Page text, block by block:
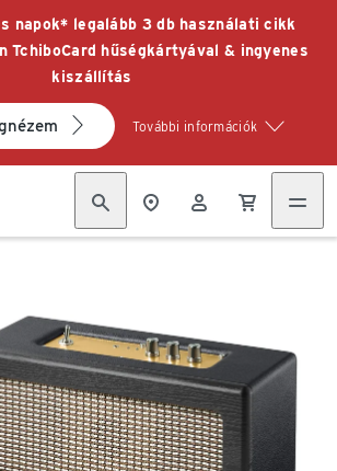
napok* legalább 3 db használati cikk
TchiboCard hűségkártyával & ingyenes
kiszállítás
További információk